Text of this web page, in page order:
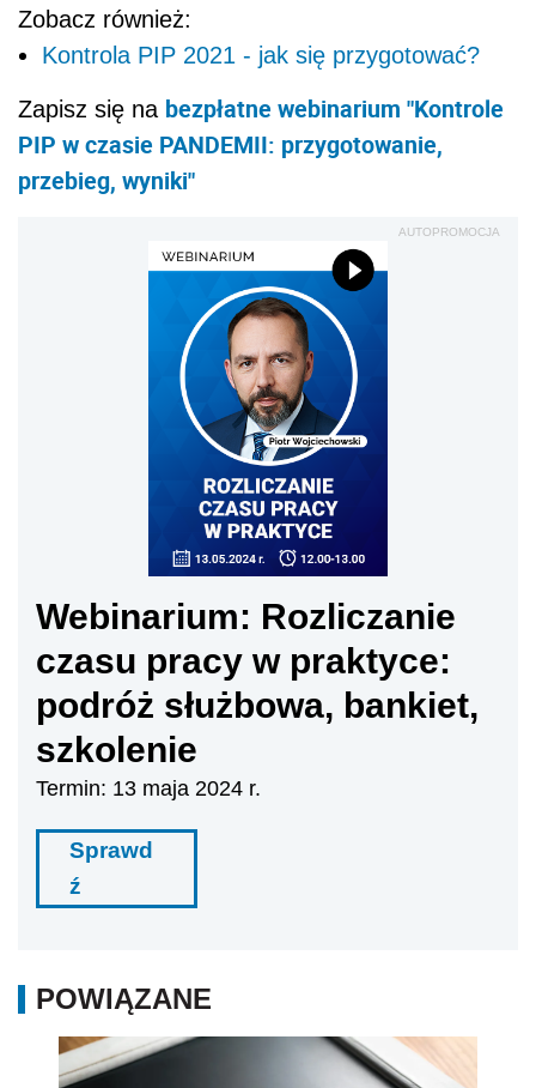
Zobacz również:
Kontrola PIP 2021 - jak się przygotować?
Zapisz się na bezpłatne webinarium "Kontrole
PIP w czasie PANDEMII: przygotowanie,
przebieg, wyniki"
AUTOPROMOCJA
Webinarium: Rozliczanie
czasu pracy w praktyce:
podróż służbowa, bankiet,
szkolenie
Termin: 13 maja 2024 r.
Sprawd
ź
POWIĄZANE